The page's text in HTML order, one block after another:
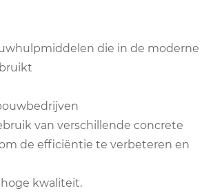
die in de moderne
van verschillende concrete
de efficiëntie te verbeteren en
kwaliteit.